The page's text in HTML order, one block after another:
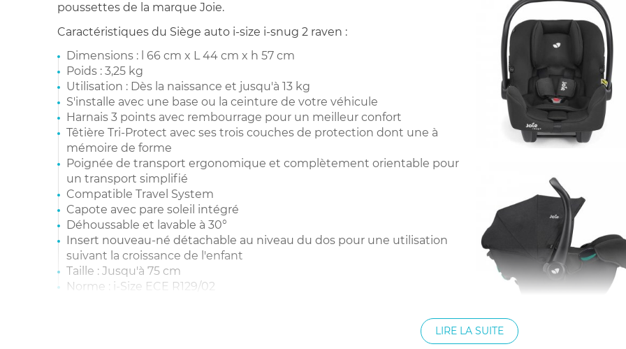
poussettes de la marque Joie.
Caractéristiques du Siège auto i-size i-snug 2 raven :
Dimensions : l 66 cm x L 44 cm x h 57 cm
Poids : 3,25 kg
Utilisation : Dès la naissance et jusqu'à 13 kg
S'installe avec une base ou la ceinture de votre véhicule
Harnais 3 points avec rembourrage pour un meilleur confort
Têtière Tri-Protect avec ses trois couches de protection dont une à
mémoire de forme
Poignée de transport ergonomique et complètement orientable pour
un transport simplifié
Compatible Travel System
Capote avec pare soleil intégré
Déhoussable et lavable à 30°
Insert nouveau-né détachable au niveau du dos pour une utilisation
suivant la croissance de l'enfant
Taille : Jusqu'à 75 cm
Norme : i-Size ECE R129/02
LIRE LA SUITE